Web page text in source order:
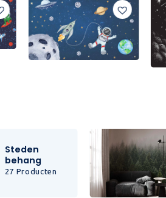
Steden
behang
27 Producten